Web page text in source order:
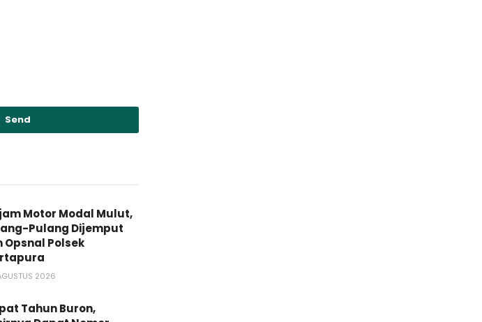
Send
Motor Modal Mulut,
Pulang Dijemput
Opsnal Polsek
2026
Tahun Buron,